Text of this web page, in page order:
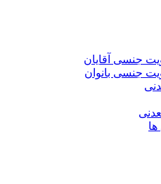
جنسی آقایان
جنسی بانوان